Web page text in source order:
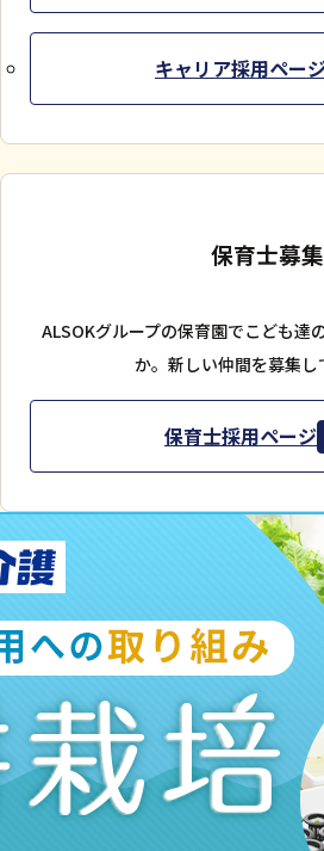
キャリア採用ペー
保育士募集
ALSOKグループの保育園でこども達
か。 新しい仲間を募集し
保育士採用ページ